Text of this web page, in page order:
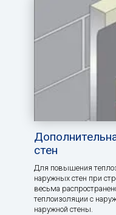
стен
Для повышения
наружных стен при
весьма
теплоизоляции с
наружной стены.